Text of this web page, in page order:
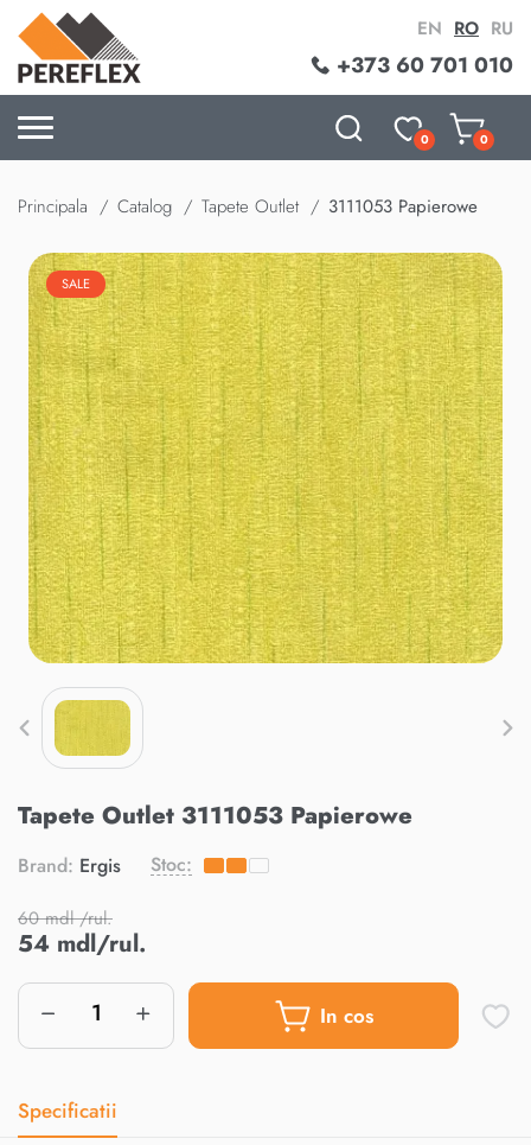
+373 60 701 010
EN RO RU
0 0
Principala Catalog Tapete Outlet 3111053 Papierowe
SALE
Tapete Outlet 3111053 Papierowe
Brand: Ergis Stoc:
60 mdl /rul.
54 mdl/rul.
In cos
Specificatii